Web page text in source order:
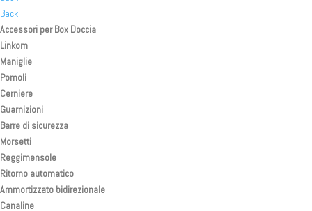
Back
Accessori per Box Doccia
Linkom
Maniglie
Pomoli
Cerniere
Guarnizioni
Barre di sicurezza
Morsetti
Reggimensole
Ritorno automatico
Ammortizzato bidirezionale
Canaline